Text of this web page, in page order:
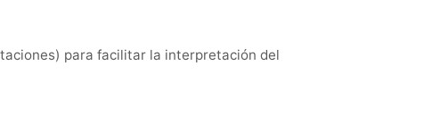
para facilitar la interpretación del